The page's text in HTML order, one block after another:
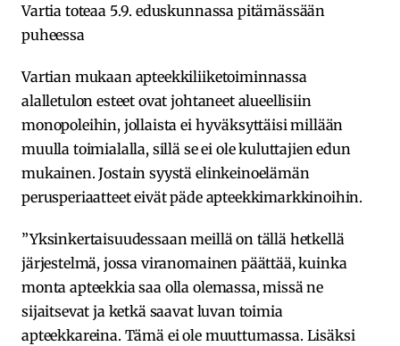
Vartia toteaa 5.9. eduskunnassa pitämässään
puheessa
Vartian mukaan apteekkiliiketoiminnassa
alalletulon esteet ovat johtaneet alueellisiin
monopoleihin, jollaista ei hyväksyttäisi millään
muulla toimialalla, sillä se ei ole kuluttajien edun
mukainen. Jostain syystä elinkeinoelämän
perusperiaatteet eivät päde apteekkimarkkinoihin.
”Yksinkertaisuudessaan meillä on tällä hetkellä
järjestelmä, jossa viranomainen päättää, kuinka
monta apteekkia saa olla olemassa, missä ne
sijaitsevat ja ketkä saavat luvan toimia
apteekkareina. Tämä ei ole muuttumassa. Lisäksi